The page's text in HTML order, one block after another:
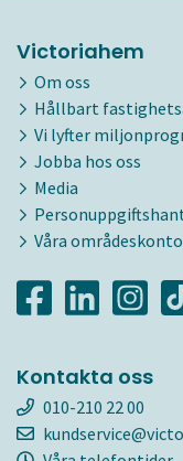
Victoriahem
Om oss
Hållbart
Vi lyfter
Jobba hos oss
Media
Våra
Kontakta oss
010-210 22 00